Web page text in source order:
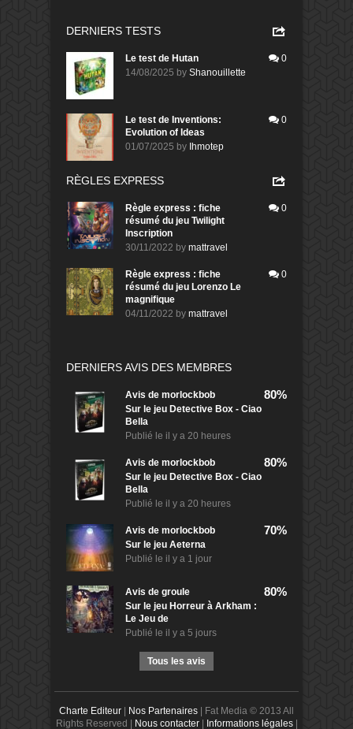
DERNIERS TESTS
Le test de Hutan
14/08/2025 by Shanouillette
0
Le test de Inventions:
Evolution of Ideas
01/07/2025 by Ihmotep
0
RÈGLES EXPRESS
Règle express : fiche
résumé du jeu Twilight
Inscription
30/11/2022 by mattravel
0
Règle express : fiche
résumé du jeu Lorenzo Le
magnifique
04/11/2022 by mattravel
0
DERNIERS AVIS DES MEMBRES
Avis de morlockbob
Sur le jeu Detective Box - Ciao
Bella
Publié le il y a 20 heures
80%
Avis de morlockbob
Sur le jeu Detective Box - Ciao
Bella
Publié le il y a 20 heures
80%
Avis de morlockbob
Sur le jeu Aeterna
Publié le il y a 1 jour
70%
Avis de groule
Sur le jeu Horreur à Arkham :
Le Jeu de
Publié le il y a 5 jours
80%
Tous les avis
Charte Editeur | Nos Partenaires | Fat Media © 2013 All
Rights Reserved | Nous contacter| Informations légales|